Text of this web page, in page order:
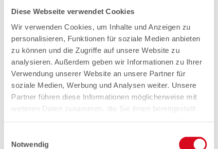
Diese Webseite verwendet Cookies
Wir verwenden Cookies, um Inhalte und Anzeigen zu
personalisieren, Funktionen für soziale Medien anbieten
zu können und die Zugriffe auf unsere Website zu
analysieren. Außerdem geben wir Informationen zu Ihrer
Verwendung unserer Website an unsere Partner für
soziale Medien, Werbung und Analysen weiter. Unsere
Partner führen diese Informationen möglicherweise mit
weiteren Daten zusammen, die Sie ihnen bereitgestellt
Notwendig